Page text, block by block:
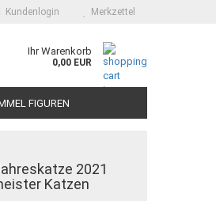
Kundenlogin Merkzettel
Ihr Warenkorb
0,00 EUR
FIGUREN
2021
Katzen